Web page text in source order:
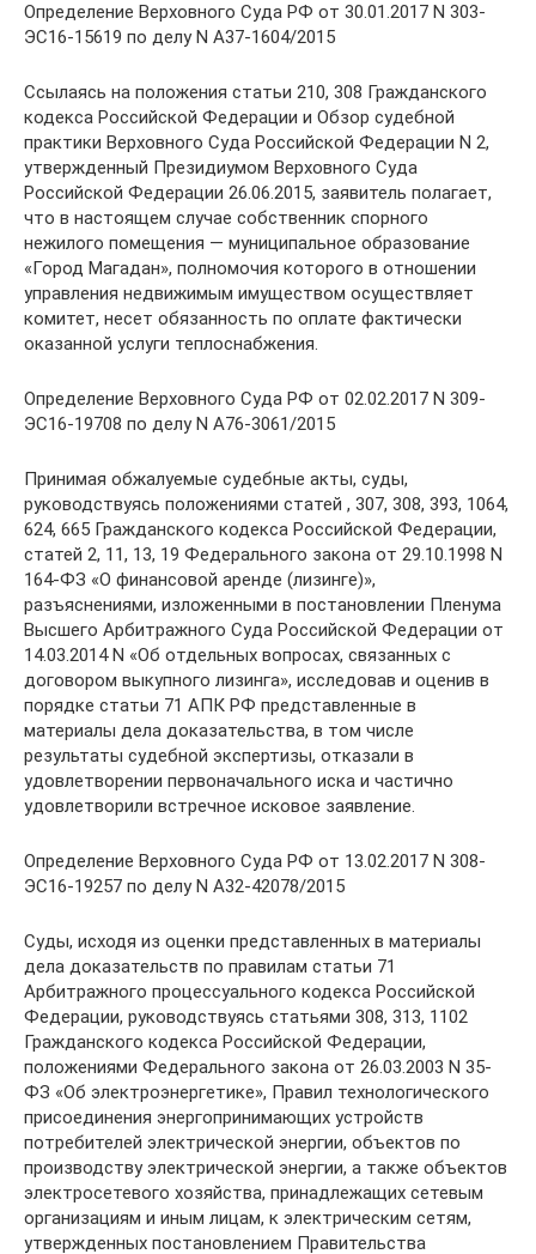
Определение Верховного Суда РФ от 30.01.2017 N 303-
ЭС16-15619 по делу N А37-1604/2015
Ссылаясь на положения статьи 210, 308 Гражданского
кодекса Российской Федерации и Обзор судебной
практики Верховного Суда Российской Федерации N 2,
утвержденный Президиумом Верховного Суда
Российской Федерации 26.06.2015, заявитель полагает,
что в настоящем случае собственник спорного
нежилого помещения — муниципальное образование
«Город Магадан», полномочия которого в отношении
управления недвижимым имуществом осуществляет
комитет, несет обязанность по оплате фактически
оказанной услуги теплоснабжения.
Определение Верховного Суда РФ от 02.02.2017 N 309-
ЭС16-19708 по делу N А76-3061/2015
Принимая обжалуемые судебные акты, суды,
руководствуясь положениями статей , 307, 308, 393, 1064,
624, 665 Гражданского кодекса Российской Федерации,
статей 2, 11, 13, 19 Федерального закона от 29.10.1998 N
164-ФЗ «О финансовой аренде (лизинге)»,
разъяснениями, изложенными в постановлении Пленума
Высшего Арбитражного Суда Российской Федерации от
14.03.2014 N «Об отдельных вопросах, связанных с
договором выкупного лизинга», исследовав и оценив в
порядке статьи 71 АПК РФ представленные в
материалы дела доказательства, в том числе
результаты судебной экспертизы, отказали в
удовлетворении первоначального иска и частично
удовлетворили встречное исковое заявление.
Определение Верховного Суда РФ от 13.02.2017 N 308-
ЭС16-19257 по делу N А32-42078/2015
Суды, исходя из оценки представленных в материалы
дела доказательств по правилам статьи 71
Арбитражного процессуального кодекса Российской
Федерации, руководствуясь статьями 308, 313, 1102
Гражданского кодекса Российской Федерации,
положениями Федерального закона от 26.03.2003 N 35-
ФЗ «Об электроэнергетике», Правил технологического
присоединения энергопринимающих устройств
потребителей электрической энергии, объектов по
производству электрической энергии, а также объектов
электросетевого хозяйства, принадлежащих сетевым
организациям и иным лицам, к электрическим сетям,
утвержденных постановлением Правительства